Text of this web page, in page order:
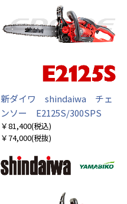
新ダイワ shindaiwa チェ
ンソー E2125S/300SPS
￥81,400(税込)
￥74,000(税抜)